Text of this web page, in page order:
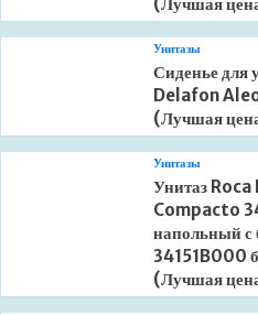
Унитазы
Сиденье для
Delafon
(Лучшая
Унитазы
Унитаз
Compacto
напольный с
34151B000
(Лучшая